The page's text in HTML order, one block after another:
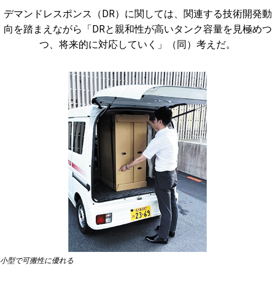
デマンドレスポンス（DR）に関しては、関連する技術開発動
向を踏まえながら「DRと親和性が高いタンク容量を見極めつ
つ、将来的に対応していく」（同）考えだ。
小型で可搬性に優れる